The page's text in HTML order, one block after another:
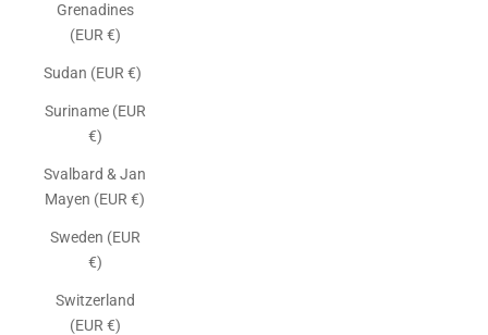
Grenadines
(EUR €)
Sudan (EUR €)
Suriname (EUR
€)
Svalbard & Jan
Mayen (EUR €)
Sweden (EUR
€)
Switzerland
(EUR €)